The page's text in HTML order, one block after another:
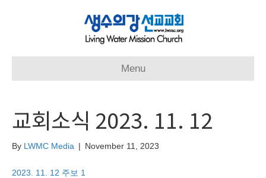
Menu
교회소식 2023. 11. 12
By LWMC Media | November 11, 2023
2023. 11. 12 주보 1